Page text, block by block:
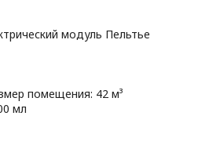
модуль Пельтье
помещения: 42 м³
мл